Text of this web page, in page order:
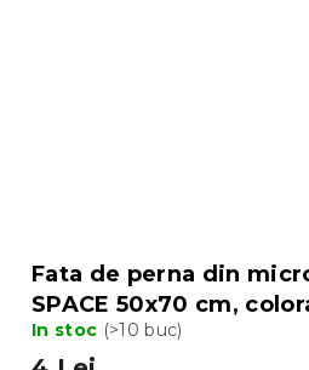
Fata de perna din
SPACE 50x70 cm,
In stoc (>10 buc)